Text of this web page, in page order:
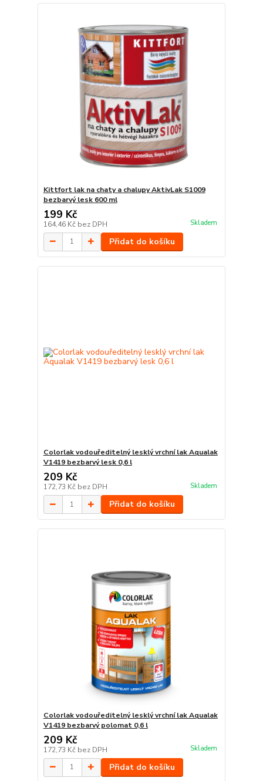
Kittfort lak na chaty a chalupy AktivLak S1009
bezbarvý lesk 600 ml
199 Kč
164,46 Kč bez DPH Skladem
Přidat do košíku
Colorlak vodouředitelný lesklý vrchní lak Aqualak
V1419 bezbarvý lesk 0,6 l
209 Kč
172,73 Kč bez DPH Skladem
Přidat do košíku
Colorlak vodouředitelný lesklý vrchní lak Aqualak
V1419 bezbarvý polomat 0,6 l
209 Kč
172,73 Kč bez DPH Skladem
Přidat do košíku